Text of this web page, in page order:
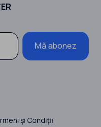
Mă abonez
şi Condiţii